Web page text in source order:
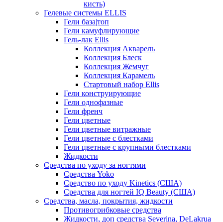
кисть)
Гелевые системы ELLIS
Гели база|топ
Гели камуфлирующие
Гель-лак Ellis
Коллекция Акварель
Коллекция Блеск
Коллекция Жемчуг
Коллекция Карамель
Стартовый набор Ellis
Гели конструирующие
Гели однофазные
Гели френч
Гели цветные
Гели цветные витражные
Гели цветные с блестками
Гели цветные с крупными блестками
Жидкости
Средства по уходу за ногтями
Средства Yoko
Средство по уходу Kinetics (США)
Средства для ногтей IQ Beauty (США)
Средства, масла, покрытия, жидкости
Противогрибковые средства
Жидкости, доп средства Severina, DeLakrua